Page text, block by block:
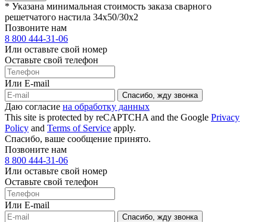
* Указана минимальная стоимость заказа сварного
решетчатого настила 34х50/30х2
Позвоните нам
8 800 444-31-06
Или оставьте свой номер
Оставьте свой телефон
Или E-mail
Спасибо, жду звонка
Даю согласие на обработку данных
This site is protected by reCAPTCHA and the Google Privacy
Policy and Terms of Service apply.
Спасибо, ваше сообщение принято.
Позвоните нам
8 800 444-31-06
Или оставьте свой номер
Оставьте свой телефон
Или E-mail
Спасибо, жду звонка